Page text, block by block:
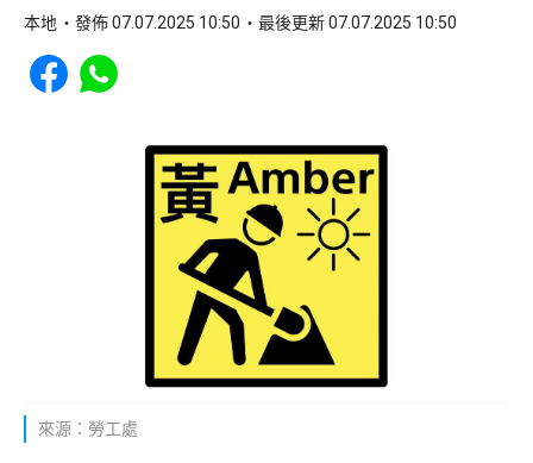
本地 發佈 07.07.2025 10:50 最後更新 07.07.2025 10:50
Share to Facebook
Share to WhatsApp
來源：勞工處